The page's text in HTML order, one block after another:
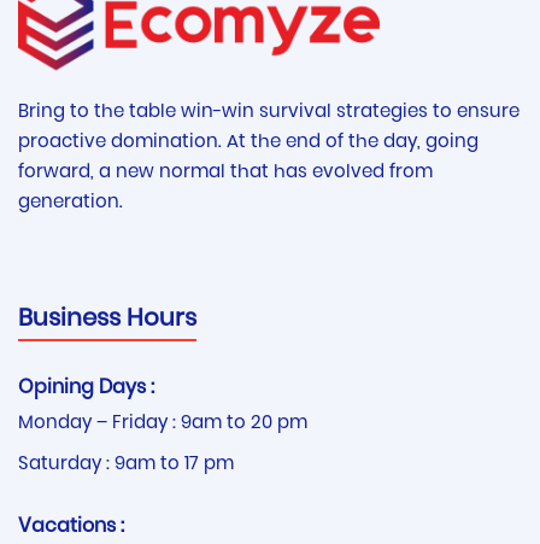
Bring to the table win-win survival strategies to ensure
proactive domination. At the end of the day, going
forward, a new normal that has evolved from
generation.
Business Hours
Opining Days :
Monday – Friday : 9am to 20 pm
Saturday : 9am to 17 pm
Vacations :